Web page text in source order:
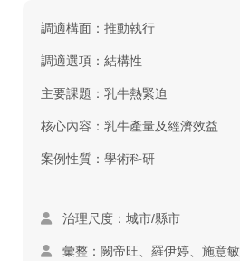
調適構面：推動執行
調適選項：結構性
主要課題：乳牛熱緊迫
核心內容：乳牛產量及經濟效益
案例性質：學術科研
治理尺度：城市/縣市
彙整：闕帝旺、羅伊婷、施意敏